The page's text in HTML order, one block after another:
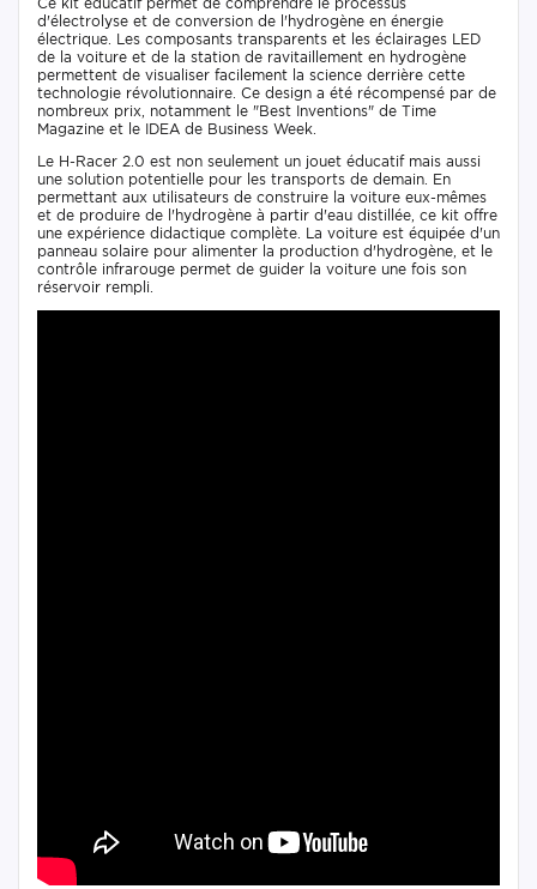
d'électrolyse et de conversion de l'hydrogène en énergie
électrique. Les composants transparents et les éclairages LED
de la voiture et de la station de ravitaillement en hydrogène
permettent de visualiser facilement la science derrière cette
technologie révolutionnaire. Ce design a été récompensé par de
nombreux prix, notamment le "Best Inventions" de Time
Magazine et le IDEA de Business Week.
Le H-Racer 2.0 est non seulement un jouet éducatif mais aussi
une solution potentielle pour les transports de demain. En
permettant aux utilisateurs de construire la voiture eux-mêmes
et de produire de l'hydrogène à partir d'eau distillée, ce kit offre
une expérience didactique complète. La voiture est équipée d'un
panneau solaire pour alimenter la production d'hydrogène, et le
contrôle infrarouge permet de guider la voiture une fois son
réservoir rempli.